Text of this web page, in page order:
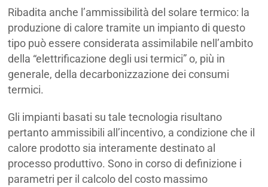
Ribadita anche l’ammissibilità del solare termico: la
produzione di calore tramite un impianto di questo
tipo può essere considerata assimilabile nell’ambito
della “elettrificazione degli usi termici” o, più in
generale, della decarbonizzazione dei consumi
termici.
Gli impianti basati su tale tecnologia risultano
pertanto ammissibili all’incentivo, a condizione che il
calore prodotto sia interamente destinato al
processo produttivo. Sono in corso di definizione i
parametri per il calcolo del costo massimo